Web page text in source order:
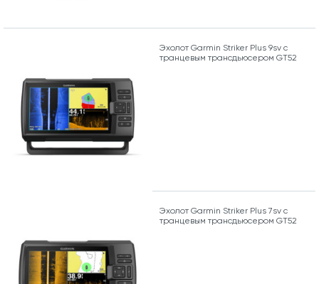
Эхолот Garmin Striker Plus 9sv с
транцевым трансдьюсером GT52
Эхолот Garmin Striker Plus 7sv с
транцевым трансдьюсером GT52